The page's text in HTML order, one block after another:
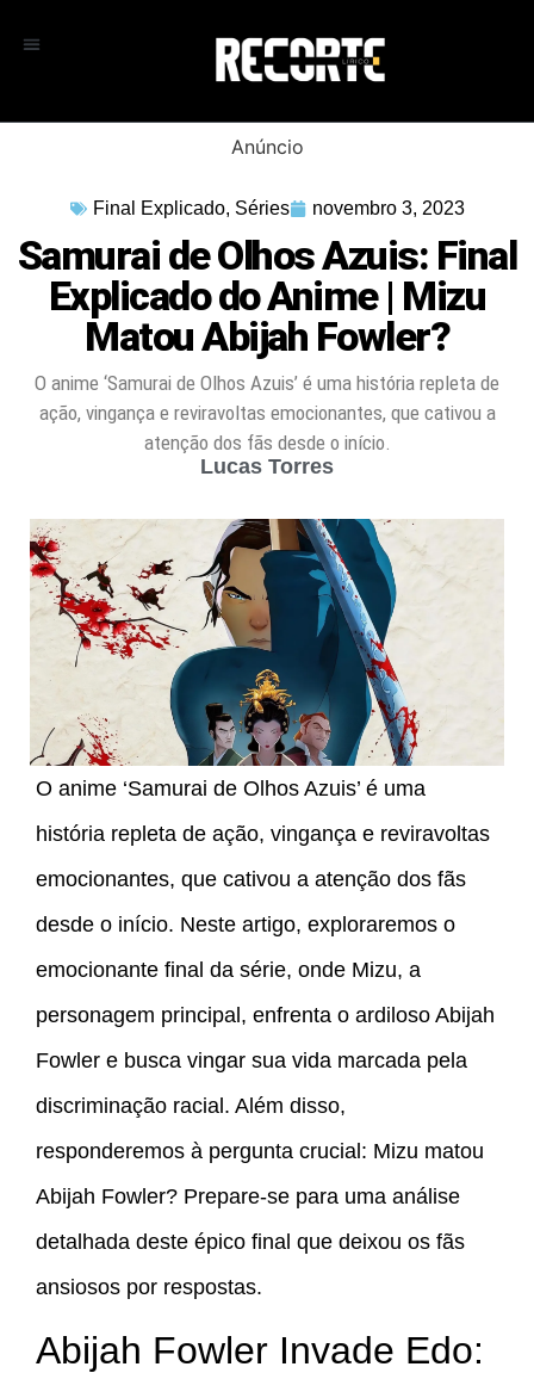
Anúncio
Final Explicado, Séries novembro 3, 2023
Samurai de Olhos Azuis: Final
Explicado do Anime | Mizu
Matou Abijah Fowler?
O anime ‘Samurai de Olhos Azuis’ é uma história repleta de
ação, vingança e reviravoltas emocionantes, que cativou a
atenção dos fãs desde o início.
Lucas Torres
O anime ‘Samurai de Olhos Azuis’ é uma
história repleta de ação, vingança e reviravoltas
emocionantes, que cativou a atenção dos fãs
desde o início. Neste artigo, exploraremos o
emocionante final da série, onde Mizu, a
personagem principal, enfrenta o ardiloso Abijah
Fowler e busca vingar sua vida marcada pela
discriminação racial. Além disso,
responderemos à pergunta crucial: Mizu matou
Abijah Fowler? Prepare-se para uma análise
detalhada deste épico final que deixou os fãs
ansiosos por respostas.
Abijah Fowler Invade Edo: